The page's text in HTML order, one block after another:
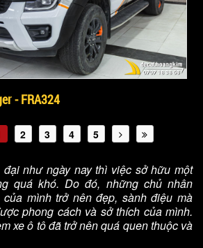
- FRA324
2 3 4 5
như ngày nay thì việc sở hữu một
quá khó. Do đó, những chủ nhân
mình trở nên đẹp, sành điệu mà
phong cách và sở thích của mình.
xe ô tôđã trở nên quá quen thuộc và